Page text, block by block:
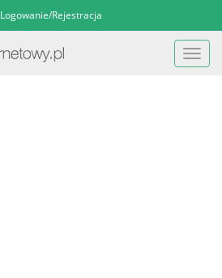
Logowanie/Rejestracja